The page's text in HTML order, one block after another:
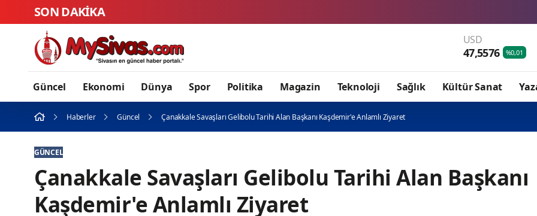
SON DAKİKA
USD
47,5576 %0,01
Güncel Ekonomi Dünya Spor Politika Magazin Teknoloji Sağlık Kültür Sanat
Haberler Güncel Çanakkale Savaşları Gelibolu Tarihi Alan Başkanı Kaşdemir'e Anlamlı Ziyaret
GÜNCEL
Çanakkale Savaşları Gelibolu Tarihi Alan Başkanı
Kaşdemir'e Anlamlı Ziyaret